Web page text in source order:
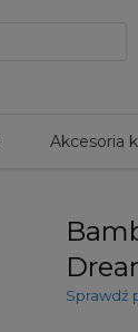
Akcesoria
Sprawdź